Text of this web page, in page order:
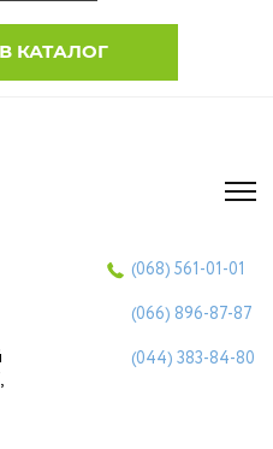
КАТАЛОГ
(068) 561-01-01
(066) 896-87-87
(044) 383-84-80